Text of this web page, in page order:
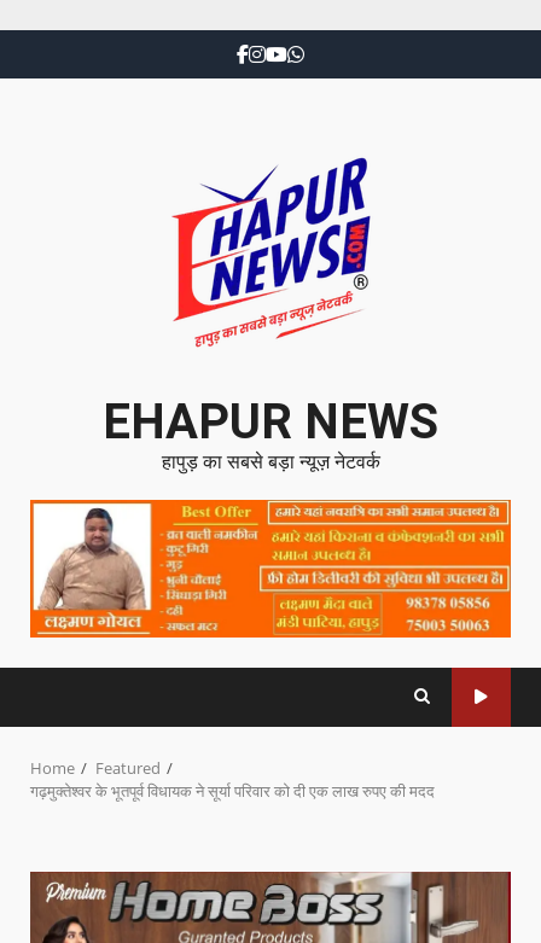
EHAPUR NEWS
हापुड़ का सबसे बड़ा न्यूज़ नेटवर्क
Home
Featured
गढ़मुक्तेश्वर के भूतपूर्व विधायक ने सूर्या परिवार को दी एक लाख रुपए की मदद